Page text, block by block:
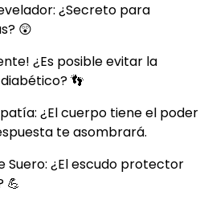
¿Secreto para
😲
¿Es posible evitar la
👣
¿El cuerpo tiene el poder
te asombrará.
Suero: ¿El escudo protector
💪